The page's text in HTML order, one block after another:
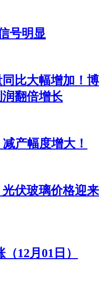
号明显
比大幅增加！博
翻倍增长
产幅度增大！
伏玻璃价格迎来
12月01日）